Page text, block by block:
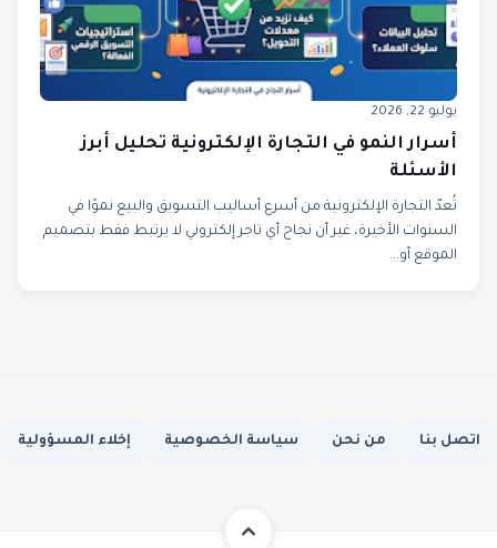
يوليو 22, 2026
أسرار النمو في التجارة الإلكترونية تحليل أبرز
الأسئلة
تُعدّ التجارة الإلكترونية من أسرع أساليب التسويق والبيع نموًا في
السنوات الأخيرة، غير أن نجاح أي تاجر إلكتروني لا يرتبط فقط بتصميم
الموقع أو...
اتصل بنا من نحن سياسة الخصوصية إخلاء المسؤولية